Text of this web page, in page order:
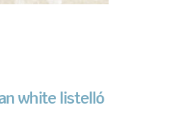
white listelló